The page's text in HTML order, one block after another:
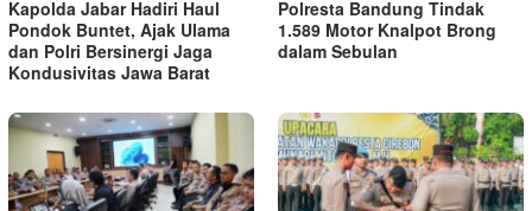
Kapolda Jabar Hadiri Haul
Pondok Buntet, Ajak Ulama
dan Polri Bersinergi Jaga
Kondusivitas Jawa Barat
Polresta Bandung Tindak
1.589 Motor Knalpot Brong
dalam Sebulan